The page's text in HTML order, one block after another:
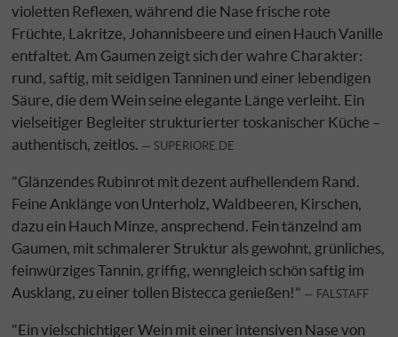
violetten Reflexen, während die Nase frische rote
Früchte, Lakritze, Johannisbeere und einen Hauch Vanille
entfaltet. Am Gaumen zeigt sich der wahre Charakter:
rund, saftig, mit seidigen Tanninen und einer lebendigen
Säure, die dem Wein seine elegante Länge verleiht. Ein
vielseitiger Begleiter strukturierter toskanischer Küche –
authentisch, zeitlos.
SUPERIORE.DE
"Glänzendes Rubinrot mit dezent aufhellendem Rand.
Feine Anklänge von Unterholz, Waldbeeren, Kirschen,
dazu ein Hauch Minze, ansprechend. Fein tänzelnd am
Gaumen, mit schmalerer Struktur als gewohnt, grünliches,
feinwürziges Tannin, griffig, wenngleich schön saftig im
Ausklang, zu einer tollen Bistecca genießen!"
FALSTAFF
"Ein vielschichtiger Wein mit einer intensiven Nase von